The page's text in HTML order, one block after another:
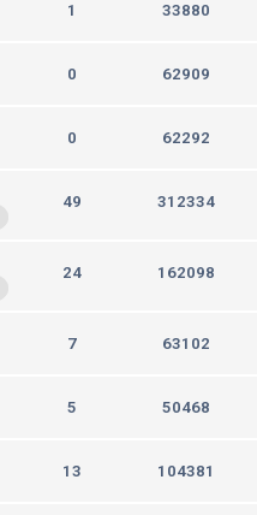
1 33880
0 62909
0 62292
49 312334
24 162098
7 63102
5 50468
13 104381